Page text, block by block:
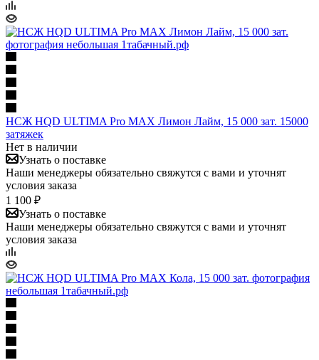
НСЖ HQD ULTIMA Pro MAX Лимон Лайм, 15 000 зат. 15000
затяжек
Нет в наличии
Узнать о поставке
Наши менеджеры обязательно свяжутся с вами и уточнят
условия заказа
1 100 ₽
Узнать о поставке
Наши менеджеры обязательно свяжутся с вами и уточнят
условия заказа